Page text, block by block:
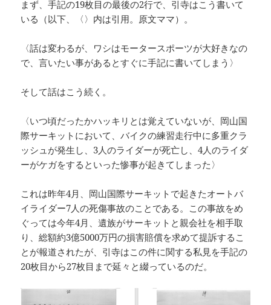
まず、手記の19枚目の最後の2行で、引寺はこう書いて
いる（以下、〈〉内は引用。原文ママ）。
〈話は変わるが、ワシはモータースポーツが大好きなの
で、言いたい事があるとすぐに手記に書いてしまう〉
そして話はこう続く。
〈いつ頃だったかハッキリとは覚えていないが、岡山国
際サーキットにおいて、バイクの練習走行中に多重クラ
ッシュが発生し、3人のライダーが死亡し、4人のライダ
ーがケガをするといった惨事が起きてしまった〉
これは昨年4月、岡山国際サーキットで起きたオートバ
イライダー7人の死傷事故のことである。この事故をめ
ぐっては今年4月、遺族がサーキットと親会社を相手取
り、総額約3億5000万円の損害賠償を求めて提訴するこ
とが報道されたが、引寺はこの件に関する私見を手記の
20枚目から27枚目まで延々と綴っているのだ。